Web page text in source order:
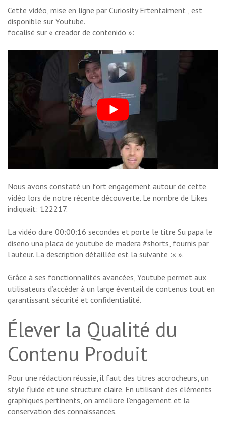
Cette vidéo, mise en ligne par Curiosity Ertentaiment , est
disponible sur Youtube.
focalisé sur « creador de contenido »:
Nous avons constaté un fort engagement autour de cette
vidéo lors de notre récente découverte. Le nombre de Likes
indiquait: 122217.
La vidéo dure 00:00:16 secondes et porte le titre Su papa le
diseño una placa de youtube de madera #shorts, fournis par
l’auteur. La description détaillée est la suivante :« ».
Grâce à ses fonctionnalités avancées, Youtube permet aux
utilisateurs d’accéder à un large éventail de contenus tout en
garantissant sécurité et confidentialité.
Élever la Qualité du
Contenu Produit
Pour une rédaction réussie, il faut des titres accrocheurs, un
style fluide et une structure claire. En utilisant des éléments
graphiques pertinents, on améliore l’engagement et la
conservation des connaissances.